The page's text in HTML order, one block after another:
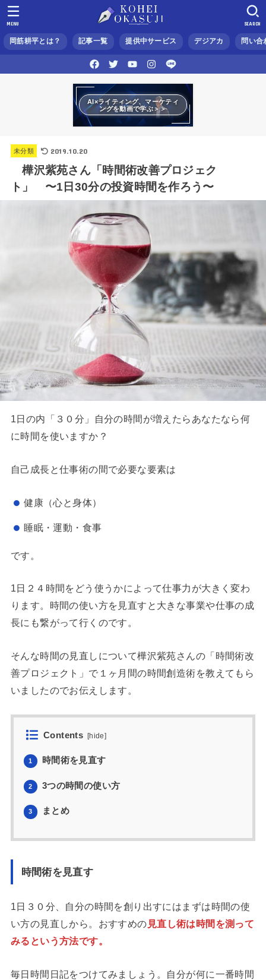
岡筋耕平とは？ 記事一覧 提供中サービス デジアカ 問い合
SEARCH
MENU
AI×ライティング、マーケティ
ングを動画で学ぶ＞＞
未分類 2019.10.20
樺沢紫苑さん「時間術改善プロジェク
ト」 〜1日30分の投資時間を作ろう〜
1日の内「３０分」自分の時間が増えたらあなたなら何
に時間を使いますか？
自己成長と仕事術の間で必要な要素は
健康（心と身体）
睡眠・運動・食事
です。
1日２４時間をどう使うかによって仕事力が大きく変わ
ります。時間の使い方を見直すと大きな事業や仕事の成
長にも繋がって行くのです。
そんな時間の見直しについて樺沢紫苑さんの「時間術改
善プロジェクト」で１ヶ月間の時間創造術を教えてもら
いましたのでお伝えします。
Contents [hide]
1 時間術を見直す
2 3つの時間の使い方
3 まとめ
時間術を見直す
1日３０分、自分の時間を創り出すにはまずは時間の使
い方の見直しから。おすすめの 見直し術は時間を測って
みるという方法です。
毎日時間日記をつけてみましょう。自分が何に一番時間